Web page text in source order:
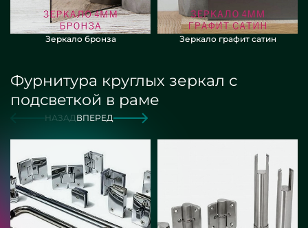
Зеркало бронза Зеркало графит сатин
Фурнитура круглых зеркал с
подсветкой в раме
НАЗАДВПЕРЕД